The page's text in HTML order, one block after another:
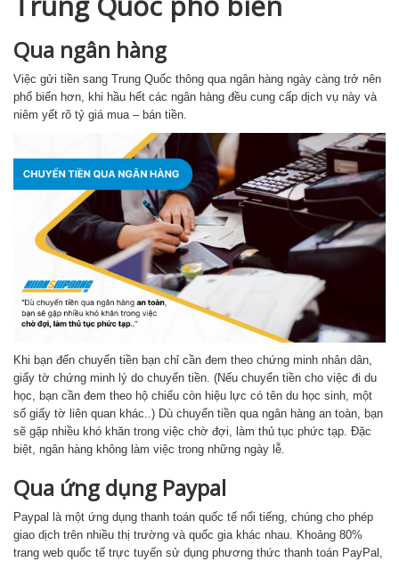
Qua ngân hàng
Việc gửi tiền sang Trung Quốc thông qua ngân hàng ngày càng trở nên
phổ biến hơn, khi hầu hết các ngân hàng đều cung cấp dịch vụ này và
niêm yết rõ tỷ giá mua – bán tiền.
Khi bạn đến chuyển tiền bạn chỉ cần đem theo chứng minh nhân dân,
giấy tờ chứng minh lý do chuyển tiền. (Nếu chuyển tiền cho việc đi du
học, bạn cần đem theo hộ chiếu còn hiệu lực có tên du học sinh, một
số giấy tờ liên quan khác..) Dù chuyển tiền qua ngân hàng an toàn, bạn
sẽ gặp nhiều khó khăn trong việc chờ đợi, làm thủ tục phức tạp. Đặc
biệt, ngân hàng không làm việc trong những ngày lễ.
Qua ứng dụng Paypal
Paypal là một ứng dụng thanh toán quốc tế nổi tiếng, chúng cho phép
giao dịch trên nhiều thị trường và quốc gia khác nhau. Khoảng 80%
trang web quốc tế trực tuyến sử dụng phương thức thanh toán PayPal,